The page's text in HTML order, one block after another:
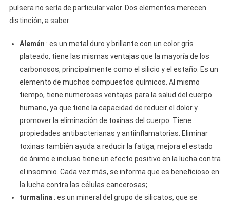
pulsera no sería de particular valor. Dos elementos merecen
distinción, a saber:
Alemán : es un metal duro y brillante con un color gris
plateado, tiene las mismas ventajas que la mayoría de los
carbonosos, principalmente como el silicio y el estaño. Es un
elemento de muchos compuestos químicos. Al mismo
tiempo, tiene numerosas ventajas para la salud del cuerpo
humano, ya que tiene la capacidad de reducir el dolor y
promover la eliminación de toxinas del cuerpo. Tiene
propiedades antibacterianas y antiinflamatorias. Eliminar
toxinas también ayuda a reducir la fatiga, mejora el estado
de ánimo e incluso tiene un efecto positivo en la lucha contra
el insomnio. Cada vez más, se informa que es beneficioso en
la lucha contra las células cancerosas;
turmalina: es un mineral del grupo de silicatos, que se